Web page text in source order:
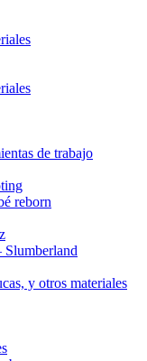
de trabajo
reborn
Slumberland
y otros materiales